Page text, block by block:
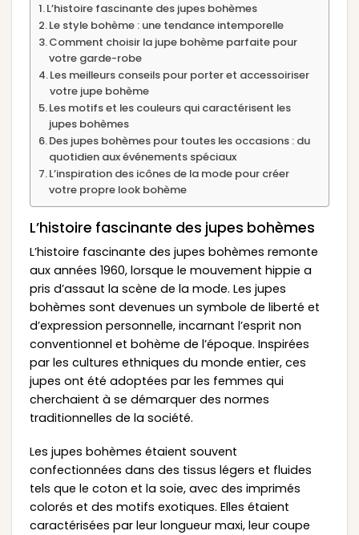
L’histoire fascinante des jupes bohèmes
Le style bohème : une tendance intemporelle
Comment choisir la jupe bohème parfaite pour
votre garde-robe
Les meilleurs conseils pour porter et accessoiriser
votre jupe bohème
Les motifs et les couleurs qui caractérisent les
jupes bohèmes
Des jupes bohèmes pour toutes les occasions : du
quotidien aux événements spéciaux
L’inspiration des icônes de la mode pour créer
votre propre look bohème
L’histoire fascinante des jupes bohèmes
L’histoire fascinante des jupes bohèmes remonte
aux années 1960, lorsque le mouvement hippie a
pris d’assaut la scène de la mode. Les jupes
bohèmes sont devenues un symbole de liberté et
d’expression personnelle, incarnant l’esprit non
conventionnel et bohème de l’époque. Inspirées
par les cultures ethniques du monde entier, ces
jupes ont été adoptées par les femmes qui
cherchaient à se démarquer des normes
traditionnelles de la société.
Les jupes bohèmes étaient souvent
confectionnées dans des tissus légers et fluides
tels que le coton et la soie, avec des imprimés
colorés et des motifs exotiques. Elles étaient
caractérisées par leur longueur maxi, leur coupe